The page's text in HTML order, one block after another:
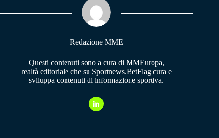
pp m
Redazione MME
Questi contenuti sono a cura di MMEuropa,
realtà editoriale che su Sportnews.BetFlag cura e
sviluppa contenuti di informazione sportiva.